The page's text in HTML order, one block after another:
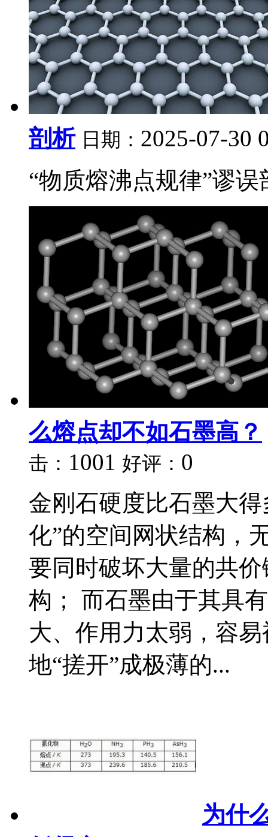
剖析 日期： 2025-07-30
“物质熔沸点规律”谬误
么熔点却不如石墨高？
击： 1001 好评： 0
金刚石硬度比石墨大
化”的空间网状结构，
要同时破坏大量的共
构； 而石墨由于其具
大、作用力太弱，容
地“搓开”成极薄的...
为什